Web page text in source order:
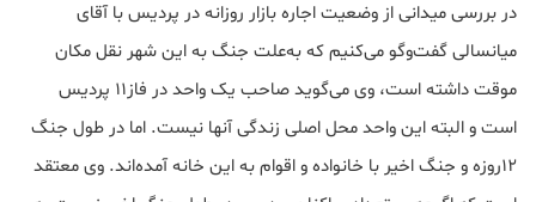
در بررسی میدانی از وضعیت اجاره بازار روزانه در پردیس با آقای
میانسالی گفت‌وگو می‌کنیم که به‌علت جنگ به این شهر نقل مکان
موقت داشته است، وی می‌گوید صاحب یک واحد در فاز۱۱ پردیس
است و البته این واحد محل اصلی زندگی آنها نیست. اما در طول جنگ
۱۲روزه و جنگ اخیر با خانواده و اقوام به این خانه آمده‌اند. وی معتقد